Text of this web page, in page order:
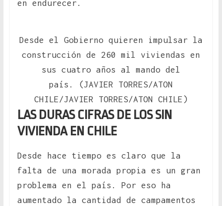
en endurecer.
Desde el Gobierno quieren impulsar la
construcción de 260 mil viviendas en
sus cuatro años al mando del
país. (JAVIER TORRES/ATON
CHILE/JAVIER TORRES/ATON CHILE)
LAS DURAS CIFRAS DE LOS SIN
VIVIENDA EN CHILE
Desde hace tiempo es claro que la
falta de una morada propia es un gran
problema en el país. Por eso ha
aumentado la cantidad de campamentos